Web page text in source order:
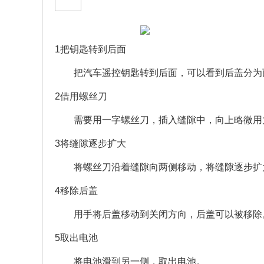
1把钥匙转到后面
把汽车遥控钥匙转到后面，可以看到后盖分为
2借用螺丝刀
需要用一字螺丝刀，插入缝隙中，向上略微用
3将缝隙逐步扩大
将螺丝刀沿着缝隙向两侧移动，将缝隙逐步扩
4移除后盖
用手将后盖移动到关闭方向，后盖可以被移除
5取出电池
将电池滑到另一侧，取出电池。